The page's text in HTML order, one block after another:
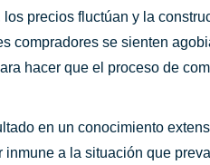
precios fluctúan y la
compradores se sienten
hacer que el proceso de
en un conocimiento
a la situación que